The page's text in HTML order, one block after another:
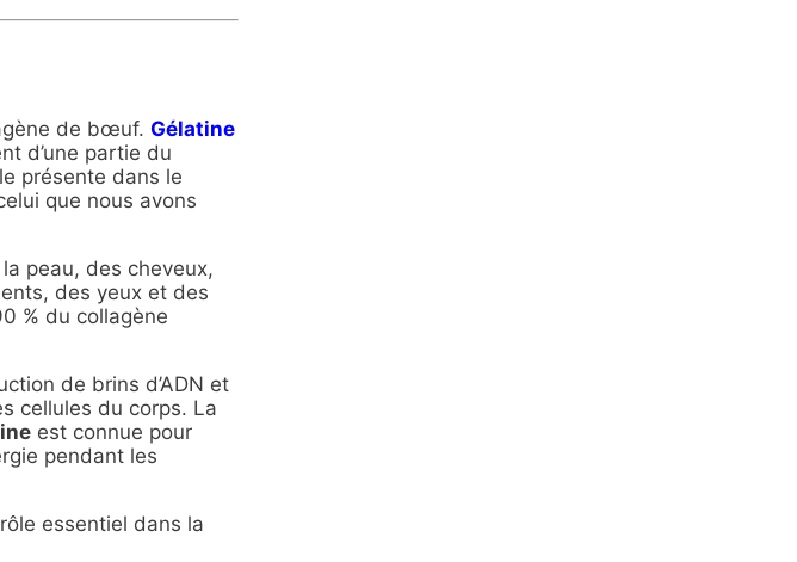
de bœuf. Gélatine
d’une partie du
présente dans le
que nous avons
peau, des cheveux,
des yeux et des
% du collagène
de brins d’ADN et
cellules du corps. La
est connue pour
pendant les
essentiel dans la